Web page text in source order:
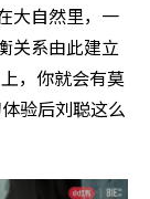
大自然里，一
关系由此建立
，你就会有莫
验后刘聪这么